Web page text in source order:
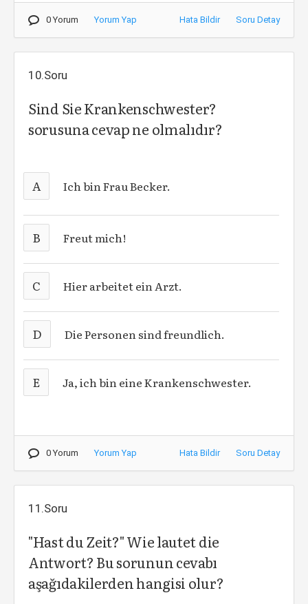
0 Yorum Yorum Yap Hata Bildir Soru Detay
10.Soru
Sind Sie Krankenschwester?
sorusuna cevap ne olmalıdır?
A Ich bin Frau Becker.
B Freut mich!
C Hier arbeitet ein Arzt.
D Die Personen sind freundlich.
E Ja, ich bin eine Krankenschwester.
0 Yorum Yorum Yap Hata Bildir Soru Detay
11.Soru
"Hast du Zeit?" Wie lautet die
Antwort? Bu sorunun cevabı
aşağıdakilerden hangisi olur?